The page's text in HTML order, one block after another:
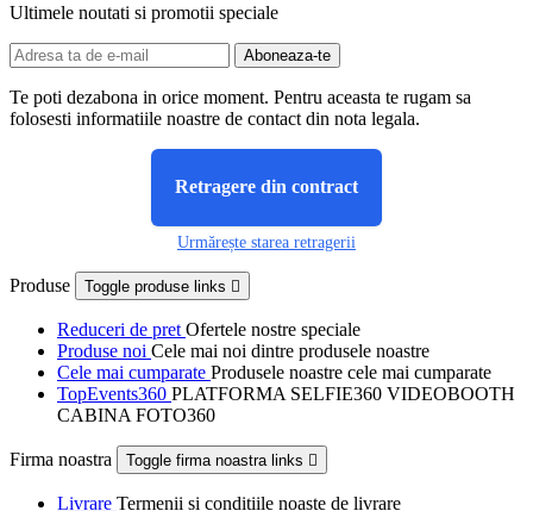
Ultimele noutati si promotii speciale
Te poti dezabona in orice moment. Pentru aceasta te rugam sa
folosesti informatiile noastre de contact din nota legala.
Retragere din contract
Urmărește starea retragerii
Produse Toggle produse links 
Reduceri de pret Ofertele nostre speciale
Produse noi Cele mai noi dintre produsele noastre
Cele mai cumparate Produsele noastre cele mai cumparate
TopEvents360 PLATFORMA SELFIE360 VIDEOBOOTH
CABINA FOTO360
Firma noastra Toggle firma noastra links 
Livrare Termenii și condițiile noaste de livrare